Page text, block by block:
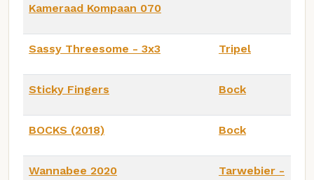
Kameraad Kompaan 070
Sassy Threesome - 3x3 Tripel
Sticky Fingers Bock
BOCKS (2018) Bock
Wannabee 2020
Tarwebier -